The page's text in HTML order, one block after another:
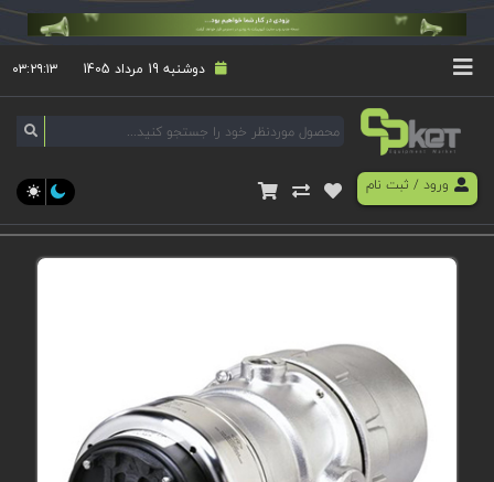
دوشنبه 19 مرداد 1405 ۰۳:۲۹:۱۳
ورود/ ثبت نام